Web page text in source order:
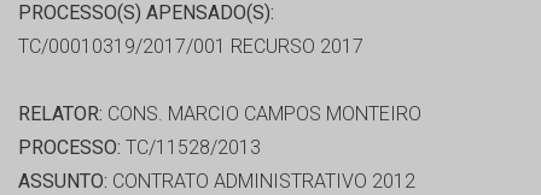
PROCESSO(S) APENSADO(S):
TC/00010319/2017/001 RECURSO 2017
RELATOR: CONS. MARCIO CAMPOS MONTEIRO
PROCESSO: TC/11528/2013
ASSUNTO: CONTRATO ADMINISTRATIVO 2012